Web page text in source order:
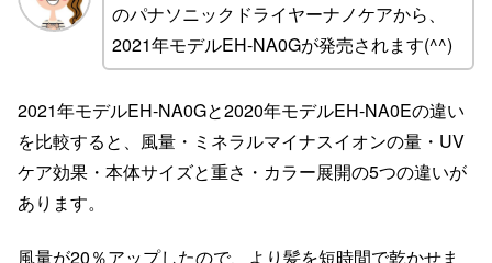
のパナソニックドライヤーナノケアから、
2021年モデルEH-NA0Gが発売されます(^^)
2021年モデルEH-NA0Gと2020年モデルEH-NA0Eの違い
を比較すると、風量・ミネラルマイナスイオンの量・UV
ケア効果・本体サイズと重さ・カラー展開の5つの違いが
あります。
風量が20％アップしたので、より髪を短時間で乾かせま